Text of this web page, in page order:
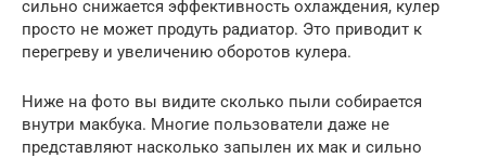
сильно снижается эффективность охлаждения, кулер
просто не может продуть радиатор. Это приводит к
перегреву и увеличению оборотов кулера.
Ниже на фото вы видите сколько пыли собирается
внутри макбука. Многие пользователи даже не
представляют насколько запылен их мак и сильно